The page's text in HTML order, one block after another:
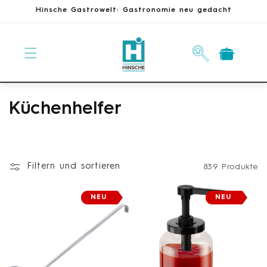
zumHinsche Gastrowelt: Gastronomie neu gedacht
Warenkorb
K
Küchenhelfer
Filtern und sortieren 839 Produkte
NEU NEU